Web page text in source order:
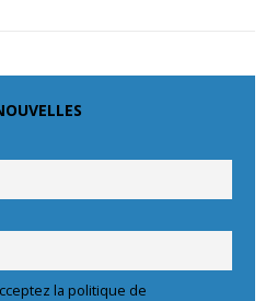
la politique de